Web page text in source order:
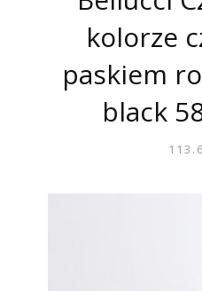
kolorze
paskiem
black